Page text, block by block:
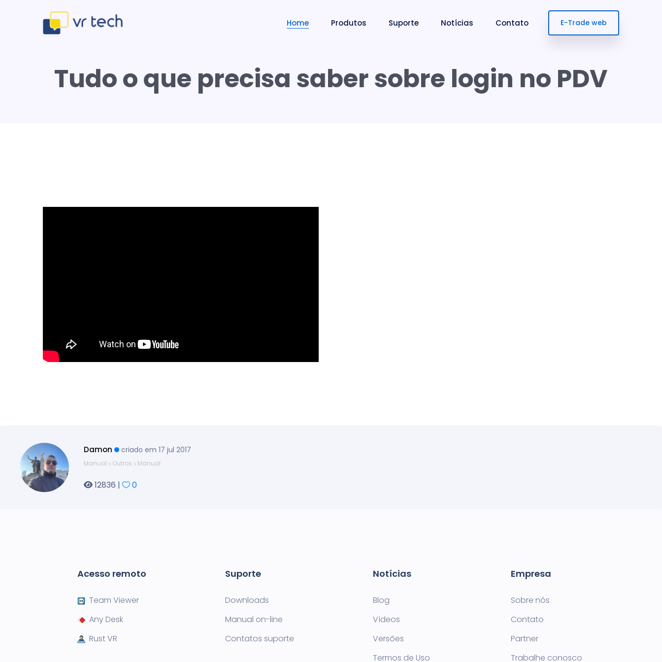
Home Produtos Suporte Notícias Contato E-Trade web
Tudo o que precisa saber sobre login no PDV
Damon criado em 17 jul 2017
Manual Outros Manual
12836 | 0
Acesso remoto
Team Viewer
Any Desk
Rust VR
Suporte
Downloads
Manual on-line
Contatos suporte
Notícias
Blog
Vídeos
Versões
Termos de Uso
Empresa
Sobre nós
Contato
Partner
Trabalhe conosco